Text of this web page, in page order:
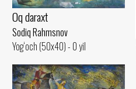
Oq daraxt
Sodiq Rahmsnov
Yog‘och (50x40) - 0 yil